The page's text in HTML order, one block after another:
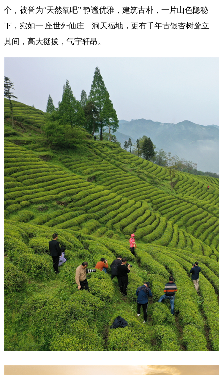
个，被誉为“天然氧吧” 静谧优雅，建筑古朴，一片山色隐秘
下，宛如一 座世外仙庄，洞天福地，更有千年古银杏树耸立
其间，高大挺拔，气宇轩昂。